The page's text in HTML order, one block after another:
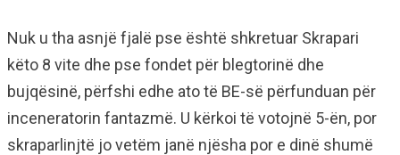
Nuk u tha asnjë fjalë pse është shkretuar Skrapari
këto 8 vite dhe pse fondet për blegtorinë dhe
bujqësinë, përfshi edhe ato të BE-së përfunduan për
inceneratorin fantazmë. U kërkoi të votojnë 5-ën, por
skraparlinjtë jo vetëm janë njësha por e dinë shumë